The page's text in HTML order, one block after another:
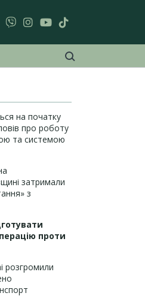
на початку
про роботу
та системою
затримали
з
проти
розгромили